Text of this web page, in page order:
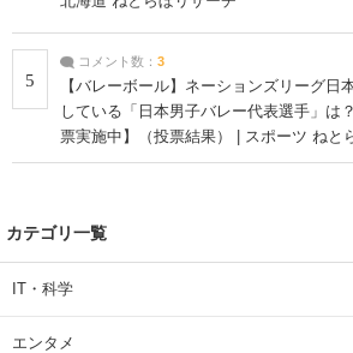
5
コメント数： 3
【バレーボール】ネーションズリーグ日
している「日本男子バレー代表選手」は
票実施中】（投票結果） | スポーツ ねと
カテゴリ一覧
IT・科学
エンタメ